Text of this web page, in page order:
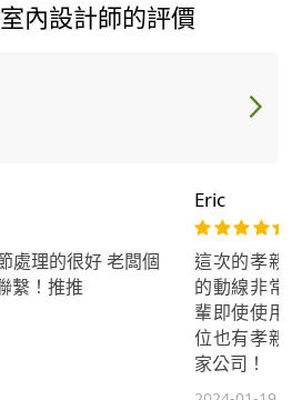
內設計師的評價
處理的很好 老闆個
繫！推推
Eric
這次的孝親
的動線非常
輩即使使用
位也有孝親
家公司！